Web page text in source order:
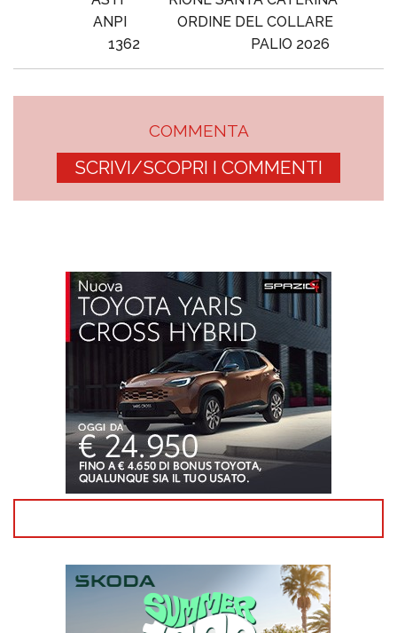
ANPI
ORDINE DEL COLLARE
1362
PALIO 2026
COMMENTA
SCRIVI/SCOPRI I COMMENTI